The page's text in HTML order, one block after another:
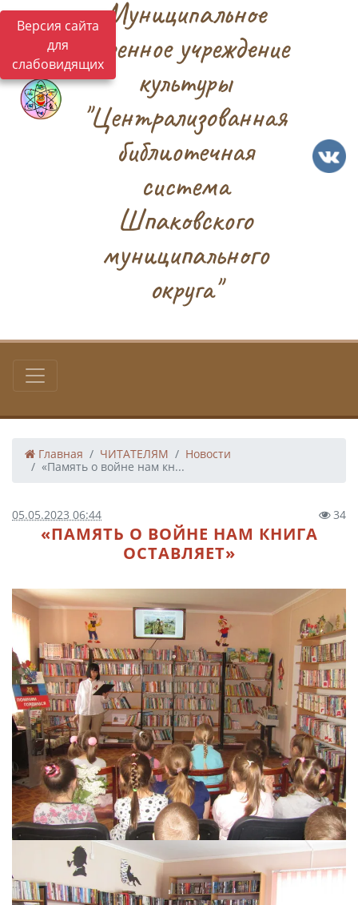
Версия сайта
для
слабовидящих
Муниципальное
казенное учреждение
культуры
"Централизованная
библиотечная
система
Шпаковского
муниципального
округа"
Главная ЧИТАТЕЛЯМ
Новости
«Память о войне нам кн...
05.05.2023 06:44 34
«ПАМЯТЬ О ВОЙНЕ НАМ КНИГА
ОСТАВЛЯЕТ»